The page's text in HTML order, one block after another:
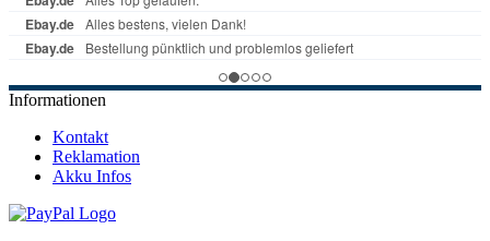
Informationen
Kontakt
Reklamation
Akku Infos